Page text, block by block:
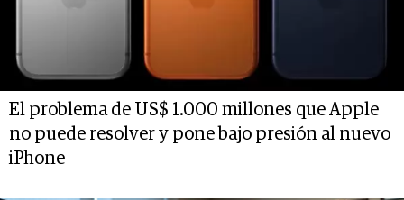
El problema de US$ 1.000 millones que Apple
no puede resolver y pone bajo presión al nuevo
iPhone